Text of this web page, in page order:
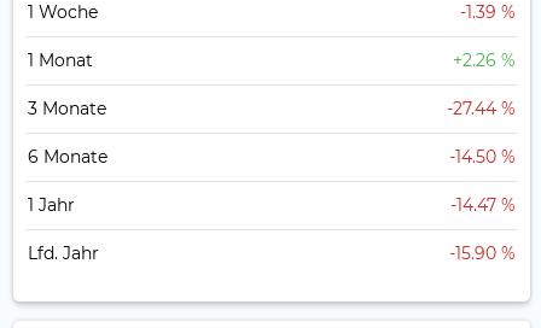
1 Woche -1.39 %
1 Monat +2.26 %
3 Monate -27.44 %
6 Monate -14.50 %
1 Jahr -14.47 %
Lfd. Jahr -15.90 %